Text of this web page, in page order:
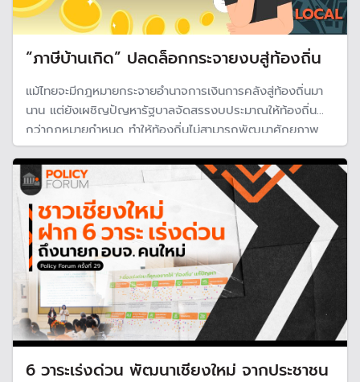
“ภาษีบ้านเกิด” ปลดล็อกกระจายงบสู่ท้องถิ่น
แม้ไทยจะมีกฎหมายกระจายอำนาจการเงินการคลังสู่ท้องถิ่นมา
นาน แต่ยังเผชิญปัญหารัฐบาลจัดสรรงบประมาณให้ท้องถิ่นต่ำ
กว่ากฎหมายกำหนด ทำให้ท้องถิ่นไม่สามารถพัฒนาศักยภาพ
นักวิชาการเสนอภาษีบ้านเกิด หวังปลดล็อกงบประมาณให้ท้อง
ถิ่นวางแผนพัฒนาพื้นที่ของตัวเองได้
6 วาระเร่งด่วน พัฒนาเชียงใหม่ จากประชาชน